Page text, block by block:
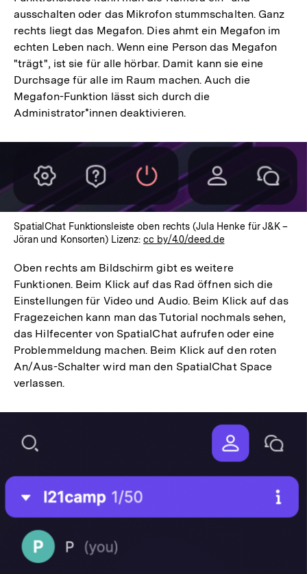
ausschalten oder das Mikrofon stummschalten. Ganz
rechts liegt das Megafon. Dies ahmt ein Megafon im
echten Leben nach. Wenn eine Person das Megafon
"trägt", ist sie für alle hörbar. Damit kann sie eine
Durchsage für alle im Raum machen. Auch die
Megafon-Funktion lässt sich durch die
Administrator*innen deaktivieren.
SpatialChat Funktionsleiste oben rechts (Jula Henke für J&K –
Jöran und Konsorten) Lizenz:cc by/4.0/deed.de
Oben rechts am Bildschirm gibt es weitere
Funktionen. Beim Klick auf das Rad öffnen sich die
Einstellungen für Video und Audio. Beim Klick auf das
Fragezeichen kann man das Tutorial nochmals sehen,
das Hilfecenter von SpatialChat aufrufen oder eine
Problemmeldung machen. Beim Klick auf den roten
An/Aus-Schalter wird man den SpatialChat Space
verlassen.